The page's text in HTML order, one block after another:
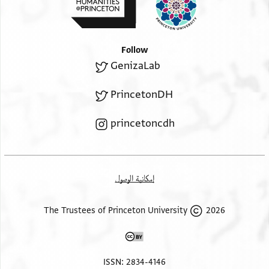
ענד עמאר ולא ענד אברהם ולא ענד בקא ולא
אומהם ולא אכתהם שי מן סאיר אלדעאוי עלי
א]ברהם אלמוכנא אבו טריב אן הם יסלם הדה
אלט דנאניר אלמוקדם דכרהא ואחצרהא אל[י]
Follow
GenizaLab
PrincetonDH
princetoncdh
إمكانية الوصول
2026 The Trustees of Princeton University
ISSN: 2834-4146